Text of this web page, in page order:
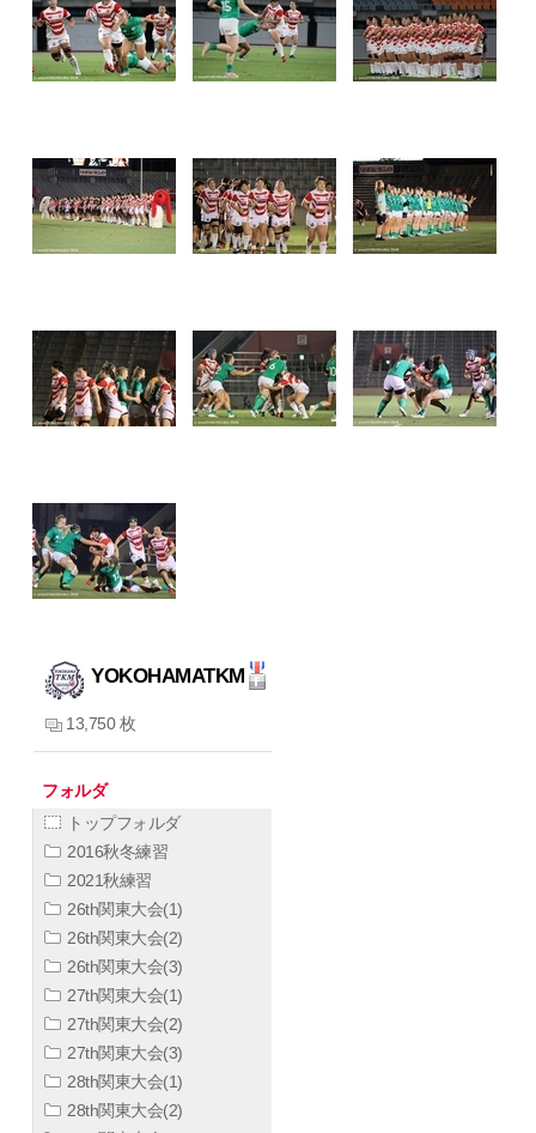
YOKOHAMATKM
13,750 枚
フォルダ
トップフォルダ
2016秋冬練習
2021秋練習
26th関東大会(1)
26th関東大会(2)
26th関東大会(3)
27th関東大会(1)
27th関東大会(2)
27th関東大会(3)
28th関東大会(1)
28th関東大会(2)